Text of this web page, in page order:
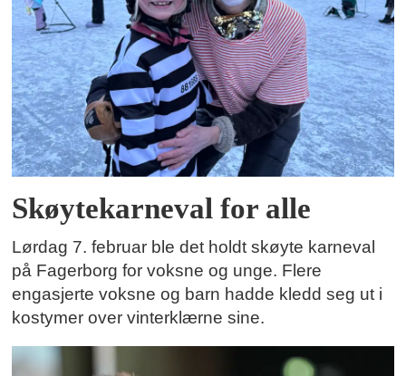
Skøytekarneval for alle
Lørdag 7. februar ble det holdt skøyte karneval
på Fagerborg for voksne og unge. Flere
engasjerte voksne og barn hadde kledd seg ut i
kostymer over vinterklærne sine.